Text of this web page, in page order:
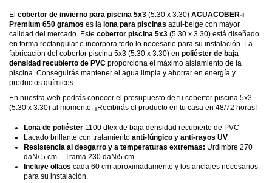
El cobertor de invierno para piscina 5x3 (5.30 x 3.30) ACUACOBER-i
Premium 650 gramos es la lona para piscinas azul-beige con mayor
calidad del mercado. Este cobertor piscina 5x3 (5.30 x 3.30) está diseñado
en forma rectangular e incorpora todo lo necesario para su instalación. La
fabricación del cobertor piscina 5x3 (5.30 x 3.30) en poliéster de baja
densidad recubierto de PVC proporciona el máximo aislamiento de la
piscina. Conseguirás mantener el agua limpia y ahorrar en energía y
productos químicos.
En nuestra web podrás conocer el presupuesto de tu cobertor piscina 5x3
(5.30 x 3.30) al momento. ¡Recibirás el producto en tu casa en 48/72 horas!
Lona de poliéster 1100 dtex de baja densidad recubierto de PVC
Lacado brillante con tratamiento anti-fúngico y anti-rayos UV
Resistencia al desgarro y a temperaturas extremas: Urdimbre 270
daN/ 5 cm – Trama 230 daN/5 cm
Incluye ollaos cada 60 cm aproximadamente y los anclajes necesarios
para su instalación.